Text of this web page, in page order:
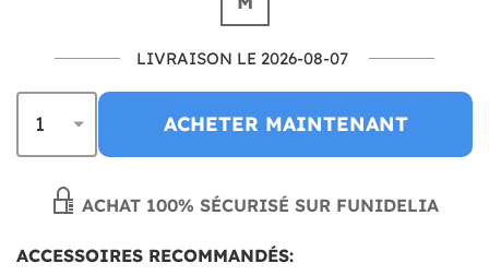
LIVRAISON LE 2026-08-07
ACHETER MAINTENANT
ACHAT 100% SÉCURISÉ SUR FUNIDELIA
ACCESSOIRES RECOMMANDÉS: